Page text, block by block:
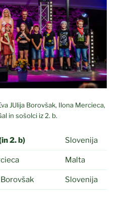
JUlija Borovšak, Ilona Mercieca,
in sošolci iz 2. b.
2. b) Slovenija
Malta
Slovenija